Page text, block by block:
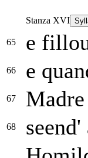
Stanza XVI
65 e
66 e
67
68 seend'